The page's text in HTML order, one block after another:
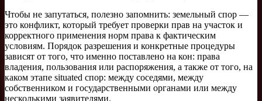
Чтобы не запутаться, полезно запомнить: земельный спор —
это конфликт, который требует проверки прав на участок и
корректного применения норм права к фактическим
условиям. Порядок разрешения и конкретные процедуры
зависят от того, что именно поставлено на кон: права
владения, пользования или распоряжения, а также от того, на
каком этапе situated спор: между соседями, между
собственником и государственными органами или между
несколькими заявителями.